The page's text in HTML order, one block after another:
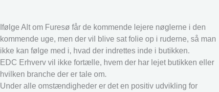
Ifølge Alt om Furesø får de kommende lejere nøglerne i den
kommende uge, men der vil blive sat folie op i ruderne, så man
ikke kan følge med i, hvad der indrettes inde i butikken.
EDC Erhverv vil ikke fortælle, hvem der har lejet butikken eller
hvilken branche der er tale om.
Under alle omstændigheder er det en positiv udvikling for